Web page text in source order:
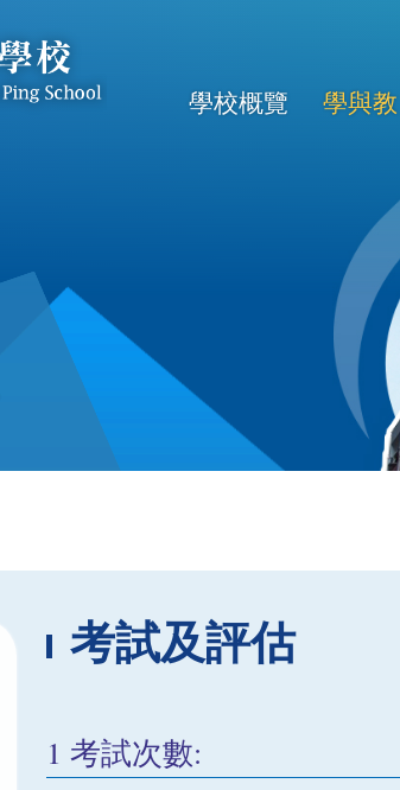
學校概覽 學與教
考試及評估
1 考試次數: